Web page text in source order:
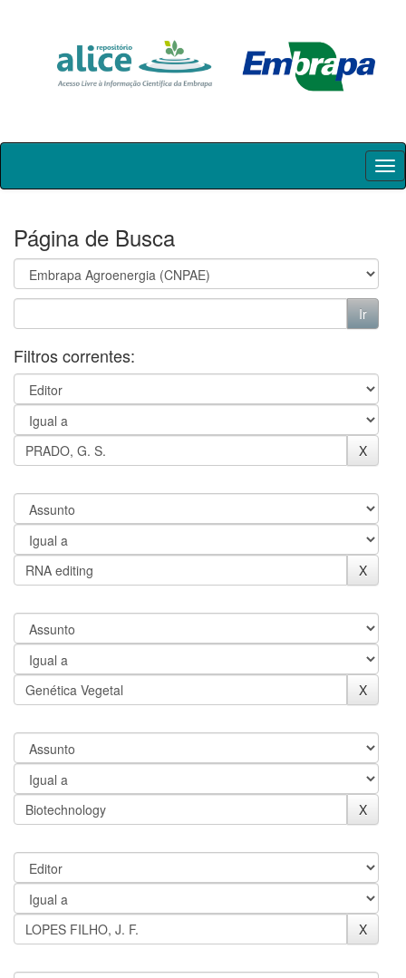
Skip
Página de Busca
Filtros correntes: